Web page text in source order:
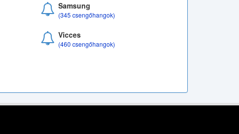
Samsung
(345 csengőhangok)
Vicces
(460 csengőhangok)